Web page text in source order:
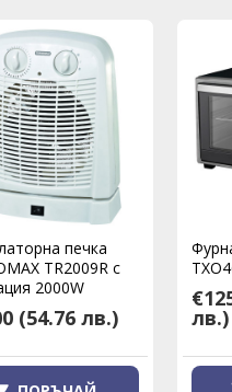
ELDOM
гъвкава
инокс
(149.00 лв.)
3.2kW
печка
TR2009R с
2000W
(54.76 лв.) лв.)